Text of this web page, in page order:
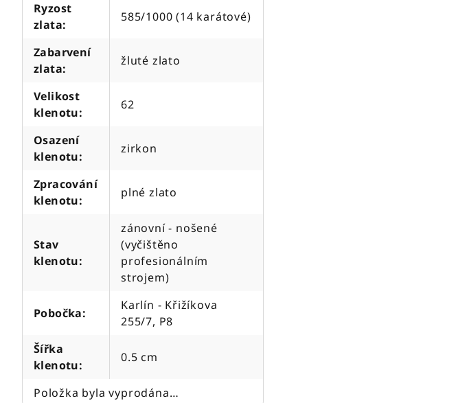
Ryzost
zlata:
585/1000 (14 karátové)
Zabarvení
zlata:
žluté zlato
Velikost
klenotu:
62
Osazení
klenotu:
zirkon
Zpracování
klenotu:
plné zlato
Stav
klenotu:
zánovní - nošené
(vyčištěno
profesionálním
strojem)
Pobočka:
Karlín - Křižíkova
255/7, P8
Šířka
klenotu:
0.5 cm
Položka byla vyprodána…